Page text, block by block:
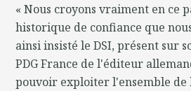
« Nous croyons vraiment en ce
historique de confiance que
ainsi insisté le DSI, présent sur
PDG France de l'éditeur
pouvoir exploiter l'ensemble